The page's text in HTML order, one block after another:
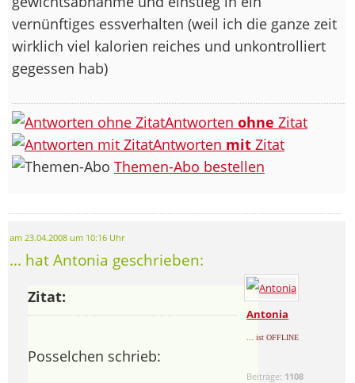
vernünftiges essverhalten (weil ich die ganze zeit
wirklich viel kalorien reiches und unkontrolliert
gegessen hab)
Antworten ohne Zitat
Antworten mit Zitat
Themen-Abo bestellen
am 23.04.2008 um 10:16 Uhr
... hat Antonia geschrieben:
Antonia
... ist OFFLINE
Beiträge: 1108
Zitat:
Posselchen schrieb: